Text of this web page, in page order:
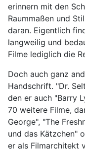
erinnern mit den
Raummaßen und
daran. Eigentlich
langweilig und
Filme lediglich die
Doch auch ganz
Handschrift. "Dr.
den er auch "Barry
70 weitere Filme,
George", "The
und das Kätzchen"
er als Filmarchitekt